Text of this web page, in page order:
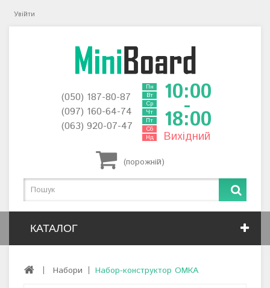
Увійти
(порожній)
(050) 187-80-87
(097) 160-64-74
(063) 920-07-47
Пн
Вт
Ср
Чт
Пт
Сб
Нд
10:00
-
18:00
Вихідний
КАТАЛОГ
Набори Набор-конструктор ОМКА